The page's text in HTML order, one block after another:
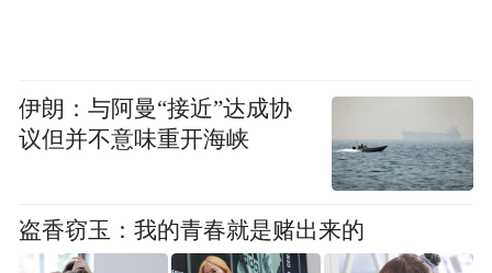
伊朗：与阿曼“接近”达成协
议但并不意味重开海峡
盗香窃玉：我的青春就是赌出来的